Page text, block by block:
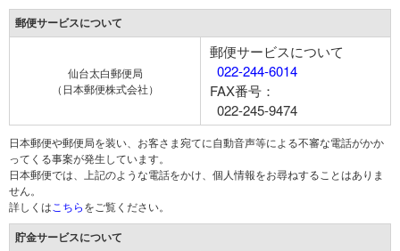
郵便サービスについて
仙台太白郵便局
（日本郵便株式会社）
郵便サービスについて
022-244-6014
FAX番号：
022-245-9474
日本郵便や郵便局を装い、お客さま宛てに自動音声等による不審な電話がかか
ってくる事案が発生しています。
日本郵便では、上記のような電話をかけ、個人情報をお尋ねすることはありま
せん。
詳しくは こちらをご覧ください。
貯金サービスについて